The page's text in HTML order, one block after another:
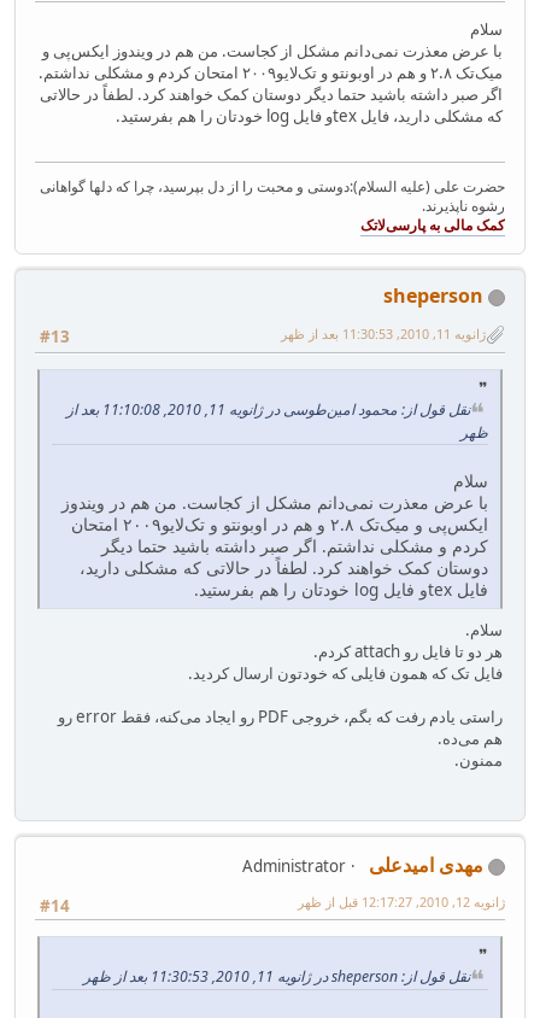
سلام
با عرض معذرت نمی‌دانم مشکل از کجاست. من هم در ویندوز ایکس‌پی و
میک‌تک ۲.۸ و هم در اوبونتو و تک‌لایو۲۰۰۹ امتحان کردم و مشکلی نداشتم.
اگر صبر داشته باشید حتما دیگر دوستان کمک خواهند کرد. لطفاً در حالاتی
که مشکلی دارید، فایل texو فایل log خودتان را هم بفرستید.
حضرت علی (علیه السلام):دوستی و محبت را از دل بپرسید، چرا که دلها گواهانی
رشوه ناپذیرند.
sheperson
#13 ژانویه 11, 2010, 11:30:53 بعد از ظهر
نقل قول از: محمود امین‌طوسی در ژانویه 11, 2010, 11:10:08 بعد از
ظهر
سلام
با عرض معذرت نمی‌دانم مشکل از کجاست. من هم در ویندوز
ایکس‌پی و میک‌تک ۲.۸ و هم در اوبونتو و تک‌لایو۲۰۰۹ امتحان
کردم و مشکلی نداشتم. اگر صبر داشته باشید حتما دیگر
دوستان کمک خواهند کرد. لطفاً در حالاتی که مشکلی دارید،
فایل texو فایل log خودتان را هم بفرستید.
سلام.
هر دو تا فایل رو attach کردم.
فایل تک که همون فایلی که خودتون ارسال کردید.
راستی یادم رفت که بگم، خروجی PDF رو ایجاد می‌کنه، فقط error رو
هم می‌ده.
ممنون.
مهدی امیدعلی
Administrator
#14
ژانویه 12, 2010, 12:17:27 قبل از ظهر
نقل قول از: sheperson در ژانویه 11, 2010, 11:30:53 بعد از ظهر